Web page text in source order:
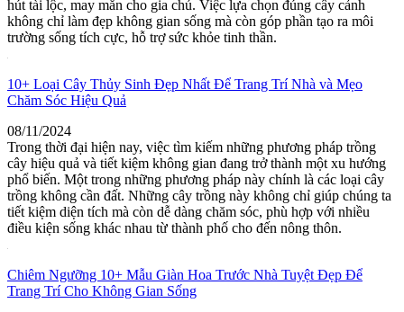
hút tài lộc, may mắn cho gia chủ. Việc lựa chọn đúng cây cảnh
không chỉ làm đẹp không gian sống mà còn góp phần tạo ra môi
trường sống tích cực, hỗ trợ sức khỏe tinh thần.
10+ Loại Cây Thủy Sinh Đẹp Nhất Để Trang Trí Nhà và Mẹo
Chăm Sóc Hiệu Quả
08/11/2024
Trong thời đại hiện nay, việc tìm kiếm những phương pháp trồng
cây hiệu quả và tiết kiệm không gian đang trở thành một xu hướng
phổ biến. Một trong những phương pháp này chính là các loại cây
trồng không cần đất. Những cây trồng này không chỉ giúp chúng ta
tiết kiệm diện tích mà còn dễ dàng chăm sóc, phù hợp với nhiều
điều kiện sống khác nhau từ thành phố cho đến nông thôn.
Chiêm Ngưỡng 10+ Mẫu Giàn Hoa Trước Nhà Tuyệt Đẹp Để
Trang Trí Cho Không Gian Sống